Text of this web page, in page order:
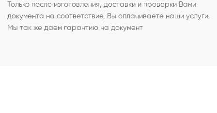
Только после изготовления, доставки и проверки Вами
документа на соответствие, Вы оплачиваете наши услуги.
Мы так же даем гарантию на документ